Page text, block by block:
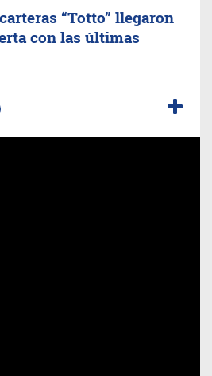
“Totto” llegaron
con las últimas